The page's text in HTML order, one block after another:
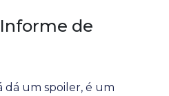
de
dá um spoiler, é um